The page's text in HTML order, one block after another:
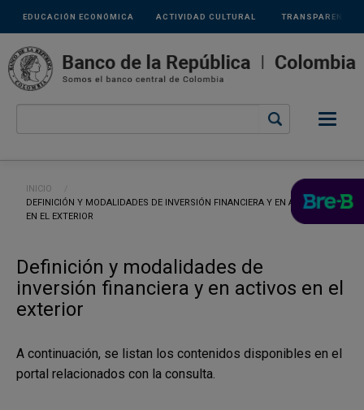
Pasar al contenido principal
Links
secundarios
ACTIVIDAD CULTURAL
EDUCACIÓN ECONÓMICA TRANSPARENCIA
Ruta de navegación
INICIO
CURRENT:
DEFINICIÓN Y MODALIDADES DE INVERSIÓN FINANCIERA Y EN ACTIVOS
EN EL EXTERIOR
Definición y modalidades de
inversión financiera y en activos en el
exterior
A continuación, se listan los contenidos disponibles en el
portal relacionados con la consulta.